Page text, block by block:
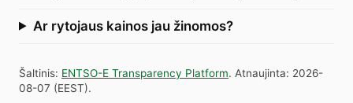
Ar rytojaus kainos jau žinomos?
Šaltinis: ENTSO-E Transparency Platform. Atnaujinta: 2026-
08-07 (EEST).